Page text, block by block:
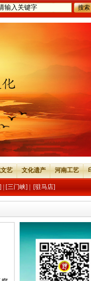
艺 文化遗产 河南工艺
[三门峡] [驻马店]